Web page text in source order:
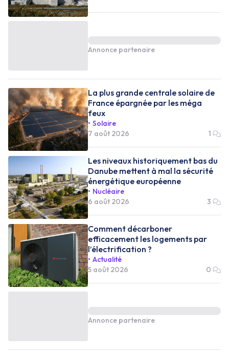
Annonce partenaire
La plus grande centrale solaire de
France épargnée par les méga
feux
Solaire
7 août 2026
1
Les niveaux historiquement bas du
Danube mettent à mal la sécurité
énergétique européenne
Nucléaire
6 août 2026
3
Comment décarboner
efficacement les logements par
l’électrification ?
Actualité
5 août 2026
0
Annonce partenaire